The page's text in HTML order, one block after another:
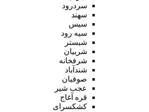
سردرود
سهند
سیس
سیه رود
شبستر
شربیان
شرفخانه
شندآباد
صوفیان
عجب شیر
قره آغاج
کشکسرای